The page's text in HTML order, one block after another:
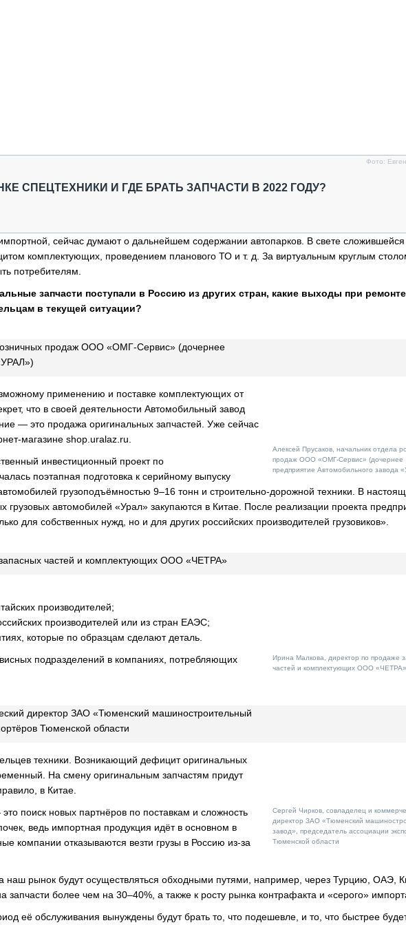
Фото:
СПЕЦТЕХНИКИ И ГДЕ БРАТЬ ЗАПЧАСТИ В 2022 ГОДУ?
сейчас думают о дальнейшем содержании автопарков. В свете сложившейся
комплектующих, проведением планового ТО и т. д. За виртуальным круглым
потребителям.
запчасти поступали в Россию из других стран, какие выходы при ремонте
в текущей ситуации?
Алексей Прусаков, начальник отдела
продаж ООО «ОМГ-Сервис» (дочернее
предприятие Автомобильного завода
продаж ООО «ОМГ-Сервис» (дочернее
применению и поставке комплектующих от
что в своей деятельности Автомобильный завод
— это продажа оригинальных запчастей. Уже сейчас
магазине shop.uralaz.ru.
инвестиционный проект по
поэтапная подготовка к серийному выпуску
грузоподъёмностью 9–16 тонн и строительно-дорожной техники. В
автомобилей «Урал» закупаются в Китае. После реализации проекта
для собственных нужд, но и для других российских производителей грузовиков».
Ирина Малкова, директор по продаже
частей и комплектующих ООО «ЧЕТРА»
частей и комплектующих ООО «ЧЕТРА»
производителей;
производителей или из стран ЕАЭС;
которые по образцам сделают деталь.
подразделений в компаниях, потребляющих
Сергей Чирков, совладелец и
директор ЗАО «Тюменский
завод», председатель ассоциации
Тюменской области
директор ЗАО «Тюменский машиностроительный
Тюменской области
техники. Возникающий дефицит оригинальных
На смену оригинальным запчастям придут
в Китае.
поиск новых партнёров по поставкам и сложность
ведь импортная продукция идёт в основном в
компании отказываются везти грузы в Россию из-за
наш рынок будут осуществляться обходными путями, например, через Турцию, ОАЭ,
запчасти более чем на 30–40%, а также к росту рынка контрафакта и «серого»
её обслуживания вынуждены будут брать то, что подешевле, и то, что быстрее